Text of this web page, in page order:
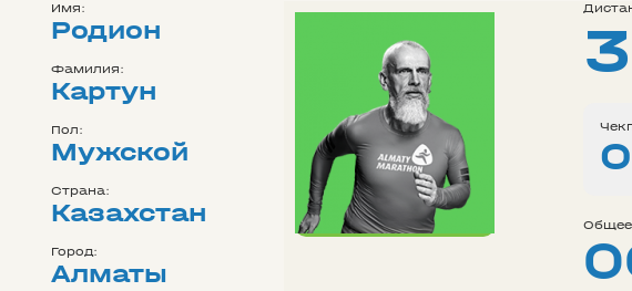
Имя:
Родион
Фамилия:
Картун
Пол:
Мужской
Страна:
Казахстан
Город:
Алматы